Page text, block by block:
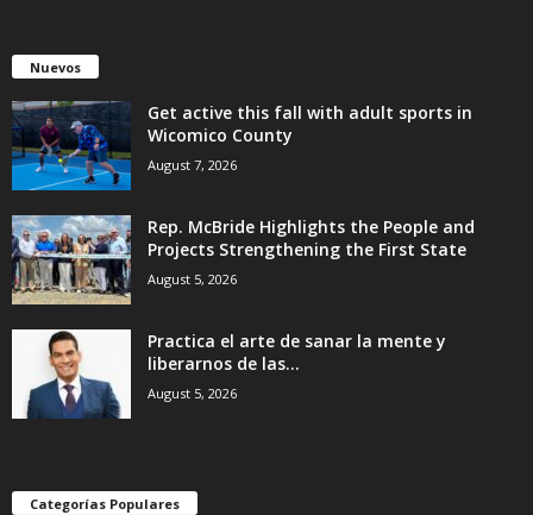
Nuevos
Get active this fall with adult sports in
Wicomico County
August 7, 2026
Rep. McBride Highlights the People and
Projects Strengthening the First State
August 5, 2026
Practica el arte de sanar la mente y
liberarnos de las...
August 5, 2026
Categorías Populares